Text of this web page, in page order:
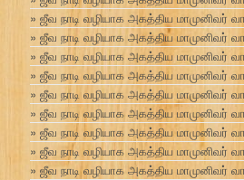
ஜீவ நாடி வழியாக அகத்திய மாமுனிவர்
ஜீவ நாடி வழியாக அகத்திய மாமுனிவர்
ஜீவ நாடி வழியாக அகத்திய மாமுனிவர்
ஜீவ நாடி வழியாக அகத்திய மாமுனிவர்
ஜீவ நாடி வழியாக அகத்திய மாமுனிவர்
ஜீவ நாடி வழியாக அகத்திய மாமுனிவர்
ஜீவ நாடி வழியாக அகத்திய மாமுனிவர்
ஜீவ நாடி வழியாக அகத்திய மாமுனிவர்
ஜீவ நாடி வழியாக அகத்திய மாமுனிவர்